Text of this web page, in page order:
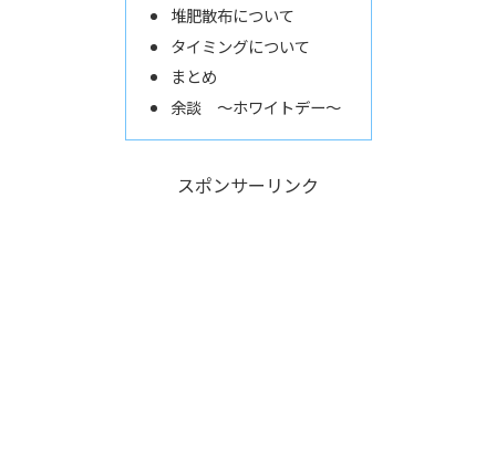
堆肥散布について
タイミングについて
まとめ
余談 ～ホワイトデー～
スポンサーリンク